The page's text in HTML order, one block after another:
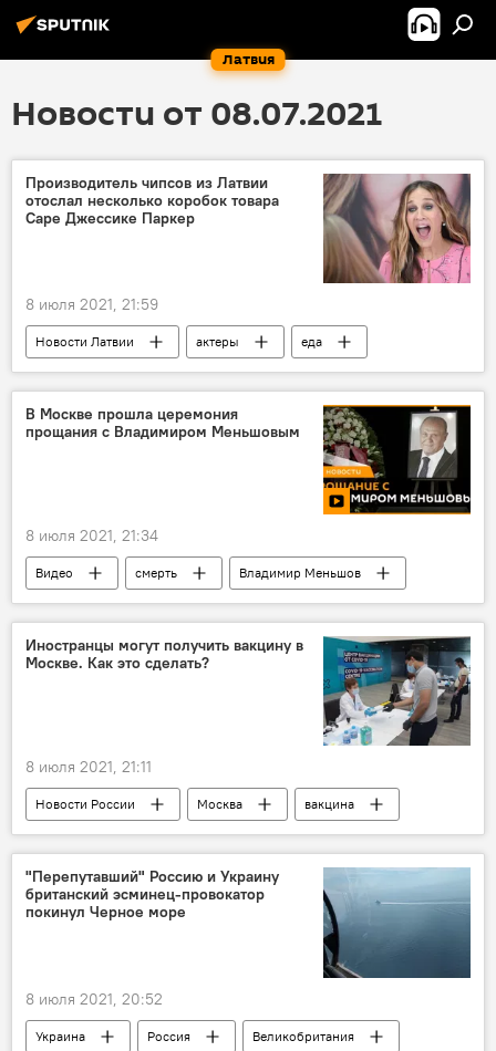
Латвия
Новости от 08.07.2021
Производитель чипсов из Латвии
отослал несколько коробок товара
Саре Джессике Паркер
8 июля 2021, 21:59
Новости Латвии актеры
еда
товары
В Москве прошла церемония
прощания с Владимиром Меньшовым
8 июля 2021, 21:34
Видео смерть Владимир Меньшов
Иностранцы могут получить вакцину в
Москве. Как это сделать?
8 июля 2021, 21:11
Новости России Москва
вакцина
иностранцы
"Перепутавший" Россию и Украину
британский эсминец-провокатор
покинул Черное море
8 июля 2021, 20:52
Украина Россия Великобритания